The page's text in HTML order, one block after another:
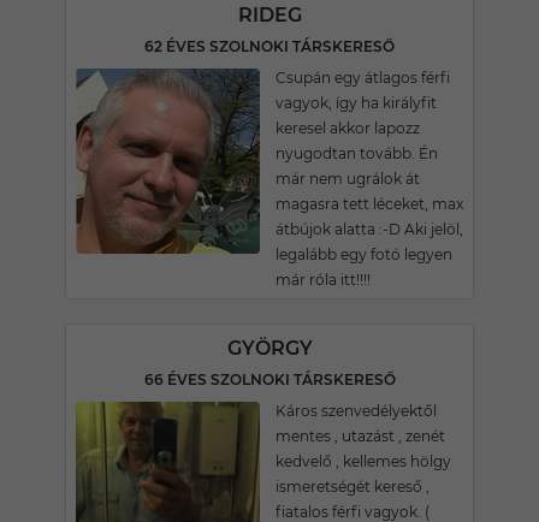
RIDEG
62 ÉVES SZOLNOKI TÁRSKERESŐ
Csupán egy átlagos férfi
vagyok, így ha királyfit
keresel akkor lapozz
nyugodtan tovább. Én
már nem ugrálok át
magasra tett léceket, max
átbújok alatta :-D Aki jelöl,
legalább egy fotó legyen
már róla itt!!!!
GYÖRGY
66 ÉVES SZOLNOKI TÁRSKERESŐ
Káros szenvedélyektől
mentes , utazást , zenét
kedvelő , kellemes hölgy
ismeretségét kereső ,
fiatalos férfi vagyok. (